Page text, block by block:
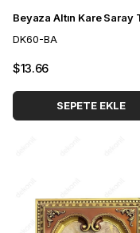
DK60-BA
$13.66
SEPETE EKLE